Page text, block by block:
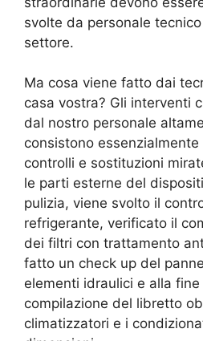
svolte da personale
settore.
Ma cosa viene fatto dai
casa vostra? Gli interventi
dal nostro personale
consistono
controlli e sostituzioni
le parti esterne del
pulizia, viene svolto il
refrigerante, verificato il
dei filtri con trattamento
fatto un check up del
elementi idraulici e alla fine
compilazione del libretto
climatizzatori e i